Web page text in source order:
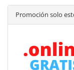
Promoción solo